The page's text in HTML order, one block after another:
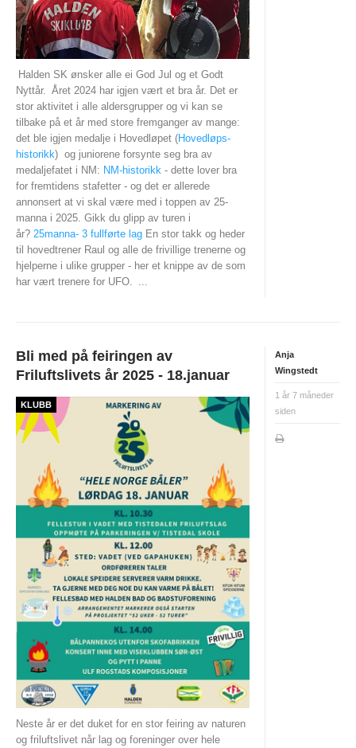
KLATRING
Nyheter
Informasjon
KLUBB
BLI MEDLEM!
NYHETER
PERSONVERN
INTERNPÅMELDING EVENTOR
MEDLEMSFORDELER
RENT IDRETTSLAG
POLITIATTEST
GRASROTANDELEN
KONTAKTADRESSER
HANDLINGSDOKUMENT
HISTORISK
Årsberetninger
Tiomila "Hall of Fame"
Statistikk Jukola
25-manna
VM Historikk
EM Historikk
Junior-VM
NM-historikk
Halden SK ønsker alle ei God Jul og et Godt
Nyttår.
Året 2024 har igjen vært et bra år. Det er
stor aktivitet i alle aldersgrupper og vi kan se
tilbake på et år med store fremganger av mange:
det ble igjen medalje i Hovedløpet (Hovedløps-
historikk) og juniorene forsynte seg bra av
medaljefatet i NM: NM-historikk - dette lover bra
for fremtidens stafetter - og det er allerede
annonsert at vi skal være med i toppen av 25-
manna i 2025. Gikk du glipp av turen i
år? 25manna- 3 fullførte lag En stor takk og heder
til hovedtrener Raul og alle de frivillige trenerne og
hjelperne i ulike grupper - her et knippe av de som
har vært trenere for UFO.
Bli med på feiringen av
Friluftslivets år 2025 - 18.januar
KLUBB
Neste år er det duket for en stor feiring av naturen
og friluftslivet når lag og foreninger over hele
Anja
Wingstedt
1 år 7 måneder
siden